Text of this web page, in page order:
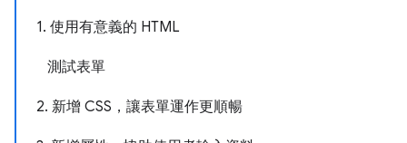
1. 使用有意義的 HTML
測試表單
2. 新增 CSS，讓表單運作更順暢